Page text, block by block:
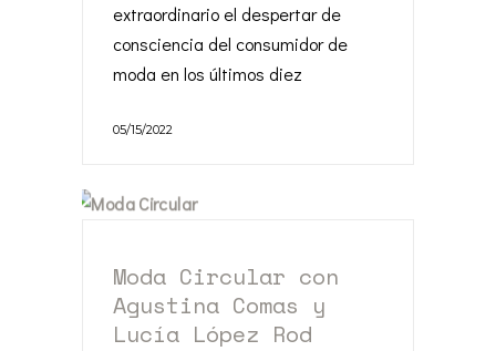
extraordinario el despertar de
consciencia del consumidor de
moda en los últimos diez
05/15/2022
Moda Circular con
Agustina Comas y
Lucía López Rod